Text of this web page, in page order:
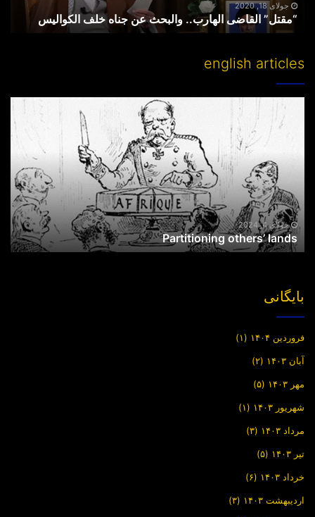
جولای 18, 2020
“مقتل” القاضی الهارب.. والبحث عن جناه خلف الکوالیس
english articles
others’
جولای 4, 2024
Partitioning others’ lands
بایگانی
فروردین ۱۴۰۴ (۱)
آبان ۱۴۰۳ (۲)
مهر ۱۴۰۳ (۵)
شهریور ۱۴۰۳ (۱)
مرداد ۱۴۰۳ (۳)
تیر ۱۴۰۳ (۵)
خرداد ۱۴۰۳ (۶)
اردیبهشت ۱۴۰۳ (۳)